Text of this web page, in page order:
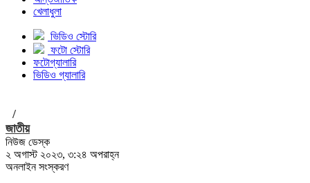
খেলাধুলা
ভিডিও স্টোরি
ফটো স্টোরি
ফটোগ্যালারি
ভিডিও গ্যালারি
/
জাতীয়
নিউজ ডেস্ক
২ অগাস্ট ২০২৩, ৩:২৪ অপরাহ্ন
অনলাইন সংস্করণ